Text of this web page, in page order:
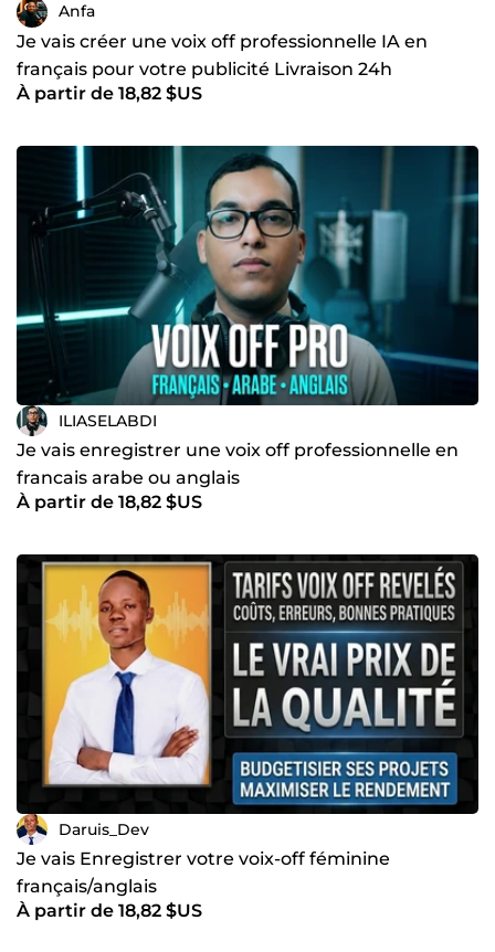
Anfa
Je vais créer une voix off professionnelle IA en
français pour votre publicité Livraison 24h
À partir de 18,82 $US
ILIASELABDI
Je vais enregistrer une voix off professionnelle en
francais arabe ou anglais
À partir de 18,82 $US
Daruis_Dev
Je vais Enregistrer votre voix-off féminine
français/anglais
À partir de 18,82 $US